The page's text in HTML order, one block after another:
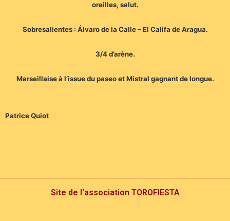
oreilles, salut.
Sobresalientes : Álvaro de la Calle – El Califa de Aragua.
3/4 d’arène.
Marseillaise à l’issue du paseo et Mistral gagnant de longue.
Patrice Quiot
Site de l'association TOROFIESTA